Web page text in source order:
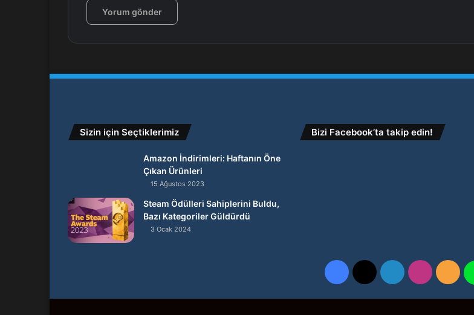
Sizin için Seçtiklerimiz
Amazon İndirimleri: Haftanın Öne
Çıkan Ürünleri
15 Ağustos 2023
Steam Ödülleri Sahiplerini Buldu,
Bazı Kategoriler Güldürdü
3 Ocak 2024
Bizi Facebook’ta takip edin!
Facebook
X LinkedInInstagram
RSS